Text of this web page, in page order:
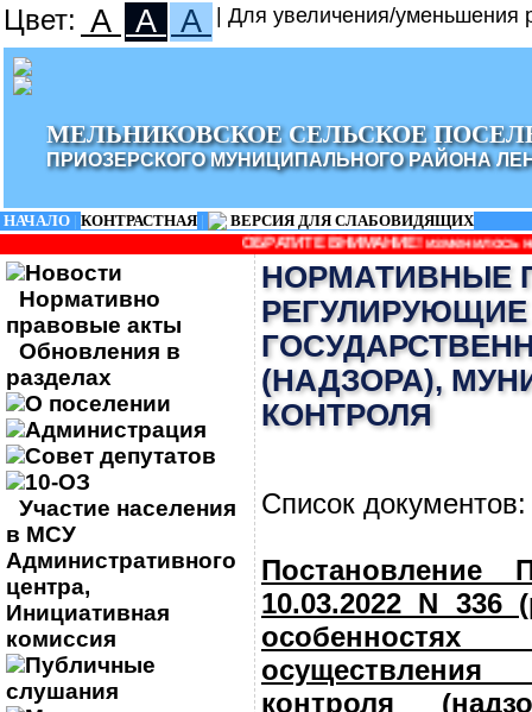
Цвет: A A A | Для увеличения/
МЕЛЬНИКОВСКОЕ СЕЛЬСКОЕ
ПРИОЗЕРСКОГО МУНИЦИПАЛЬНОГО РАЙОНА
НАЧАЛО | КОНТРАСТНАЯ |
ВЕРСИЯ ДЛЯ СЛАБОВИДЯЩИХ
ОБРАТИТЕ ВНИМАНИЕ! изменилось наименование
Новости
Нормативно
правовые акты
Обновления в
разделах
О поселении
Администрация
Совет депутатов
10-ОЗ
Участие населения
в МСУ
Административного
центра,
Инициативная
комиссия
Публичные
слушания
НОРМАТИВНЫЕ
(НАДЗОРА),
КОНТРОЛЯ
Список документов:
Постановление
10.03.2022 N 336
контроля